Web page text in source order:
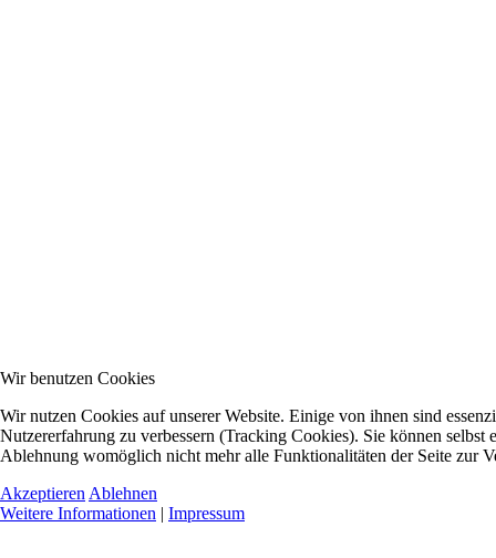
Wir benutzen Cookies
Wir nutzen Cookies auf unserer Website. Einige von ihnen sind
Nutzererfahrung zu verbessern (Tracking Cookies). Sie können selbst
Ablehnung womöglich nicht mehr alle Funktionalitäten der Seite zur
Akzeptieren Ablehnen
Weitere Informationen | Impressum